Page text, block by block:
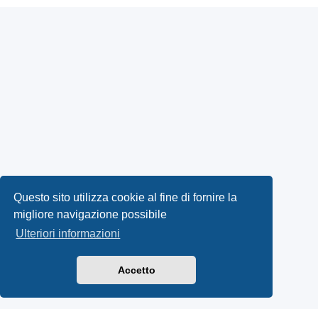
Questo sito utilizza cookie al fine di fornire la
migliore navigazione possibile
Ulteriori informazioni
Accetto